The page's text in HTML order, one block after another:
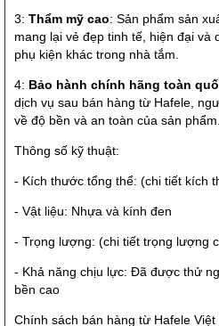
3: Thẩm mỹ cao: Sản phẩm sản
mang lại vẻ đẹp tinh tế, hiện đại và
phụ kiện khác trong nhà tắm.
4: Bảo hành chính hãng toàn
dịch vụ sau bán hàng từ Hafele,
về độ bền và an toàn của sản phẩm.
Thông số kỹ thuật:
- Kích thước tổng thể: (chi tiết kích
- Vật liệu: Nhựa và kính đen
- Trọng lượng: (chi tiết trọng lượng
- Khả năng chịu lực: Đã được thử
bền cao
Chính sách bán hàng từ Hafele Việt